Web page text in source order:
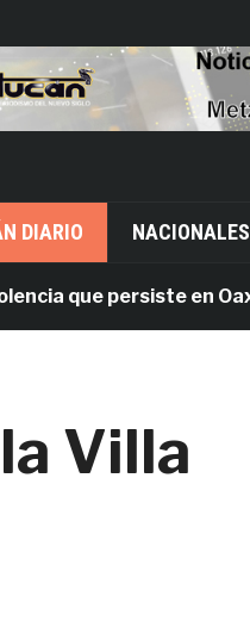
DIARIO NACIONALES
que persiste en Oaxaca
Villa